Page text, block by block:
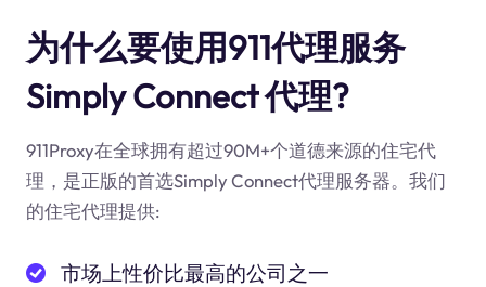
为什么要使用911代理服务
Simply Connect 代理?
911Proxy在全球拥有超过90M+个道德来源的住宅代
理，是正版的首选Simply Connect代理服务器。我们
的住宅代理提供:
市场上性价比最高的公司之一